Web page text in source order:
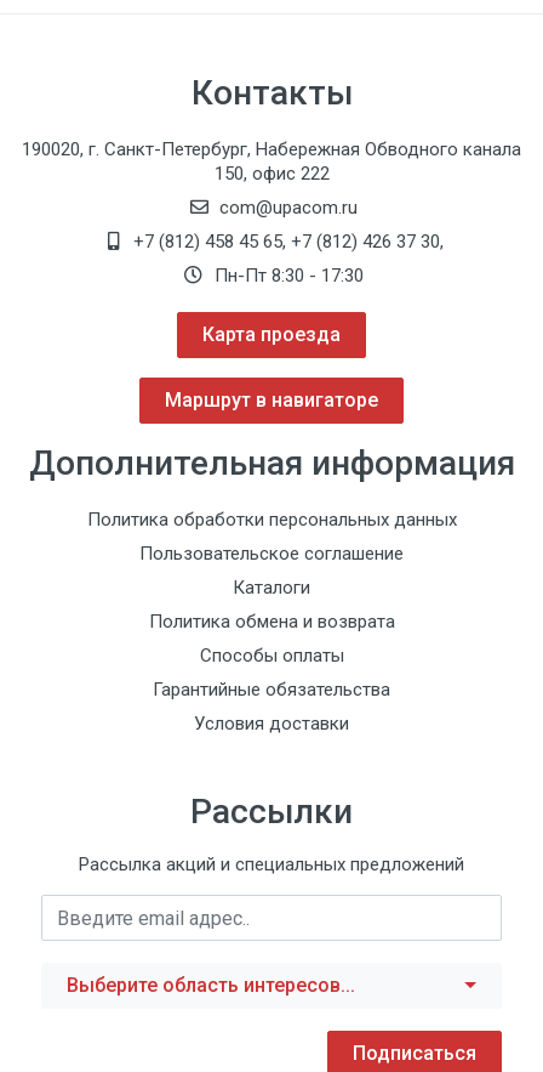
Контакты
190020, г. Санкт-Петербург, Набережная Обводного канала
150, офис 222
com@upacom.ru
+7 (812) 458 45 65, +7 (812) 426 37 30,
Пн-Пт 8:30 - 17:30
Карта проезда
Маршрут в навигаторе
Дополнительная информация
Политика обработки персональных данных
Пользовательское соглашение
Каталоги
Политика обмена и возврата
Способы оплаты
Гарантийные обязательства
Условия доставки
Рассылки
Рассылка акций и специальных предложений
Выберите область интересов...
Подписаться